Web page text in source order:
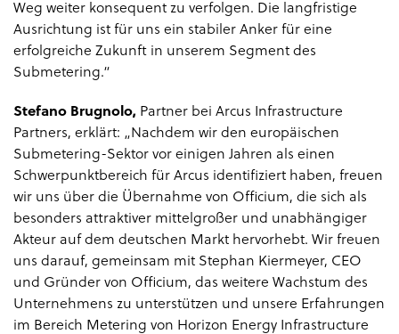
Weg weiter konsequent zu verfolgen. Die langfristige
Ausrichtung ist für uns ein stabiler Anker für eine
erfolgreiche Zukunft in unserem Segment des
Submetering.“
Stefano Brugnolo, Partner bei Arcus Infrastructure
Partners, erklärt: „Nachdem wir den europäischen
Submetering-Sektor vor einigen Jahren als einen
Schwerpunktbereich für Arcus identifiziert haben, freuen
wir uns über die Übernahme von Officium, die sich als
besonders attraktiver mittelgroßer und unabhängiger
Akteur auf dem deutschen Markt hervorhebt. Wir freuen
uns darauf, gemeinsam mit Stephan Kiermeyer, CEO
und Gründer von Officium, das weitere Wachstum des
Unternehmens zu unterstützen und unsere Erfahrungen
im Bereich Metering von Horizon Energy Infrastructure